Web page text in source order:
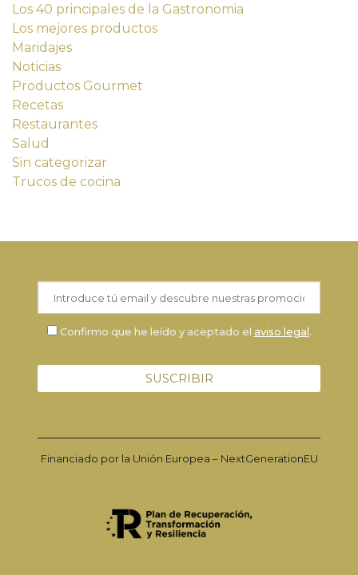
Los 40 principales de la Gastronomia
Los mejores productos
Maridajes
Noticias
Productos Gourmet
Recetas
Restaurantes
Salud
Sin categorizar
Trucos de cocina
Confirmo que he leído y aceptado el aviso legal.
Financiado por la Unión Europea – NextGenerationEU